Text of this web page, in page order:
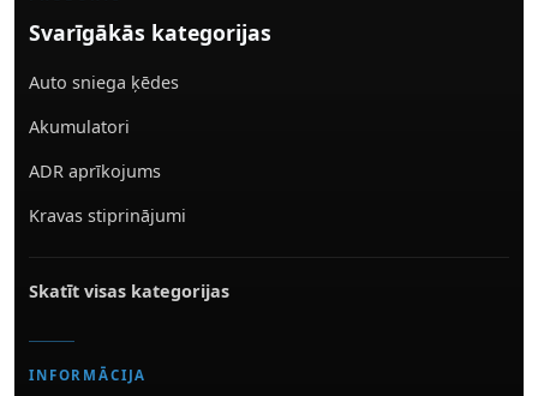
Svarīgākās kategorijas
Auto sniega ķēdes
Akumulatori
ADR aprīkojums
Kravas stiprinājumi
Skatīt visas kategorijas
INFORMĀCIJA